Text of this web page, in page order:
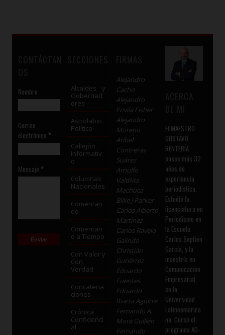
Nombre
Correo
electrónico *
Mensaje *
Alcaldes y
Gobernad
ores
Astrolabio
Político
Callejón
Informativ
o
Columnas
Nacionales
Comentan
do
Comentari
o a Tiempo
Con Valor y
Con
Verdad
Concatena
ciones
Crónica
Confidenci
al
Alejandro
Cacho
Alejandro
Envila Fisher
Alejandro
Moreno
Aribel
Contreras
Suárez
Arnulfo
Valdivia
Machuca
Billie J Parker
Carlos Alberto
Martínez
Carlos Ravelo
Galindo
Christián
Gutiérrez
Eduardo
Fuentes
Eduardo
Ibarra Aguirre
Fernando A.
Mora Guillén
Fernando
El MAESTRO
GUSTAVO
RENTERÍA
posee más 32
años de
experiencia
periodística.
Estudió la
licenciatura en
Periodismo en
la Escuela
Carlos Septién
García, y la
maestría en
Comunicación
Empresarial,
en la
Universidad
Latinoamerica
na. Cursó el
programa AD-